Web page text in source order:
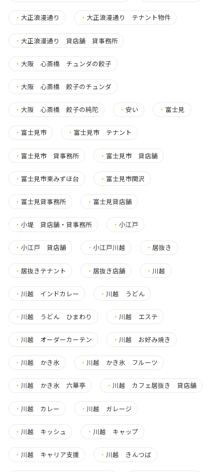
・ 大正浪漫通り ・ 大正浪漫通り テナント物件
・ 大正浪漫通り 貸店舗 貸事務所
・ 大阪 心斎橋 チュンダの餃子
・ 大阪 心斎橋 餃子のチュンダ
・ 大阪 心斎橋 餃子の純陀 ・安い ・ 富士見
・ 富士見市 ・ 富士見市 テナント
・ 富士見市 貸事務所 ・ 富士見市 貸店舗
・ 富士見市東みずほ台 ・ 富士見市関沢
・ 富士見貸事務所 ・ 富士見貸店舗
・ 小堤 貸店舗・貸事務所 ・小江戸
・ 小江戸 貸店舗 ・小江戸川越 ・居抜き
・ 居抜きテナント ・ 居抜き店舗 ・ 川越
・ 川越 インドカレー ・ 川越 うどん
・ 川越 うどん ひまわり ・ 川越 エステ
・ 川越 オーダーカーテン ・ 川越 お好み焼き
・ 川越 かき氷 ・ 川越 かき氷 フルーツ
・ 川越 かき氷 六華亭 ・ 川越 カフェ居抜き 貸店舗
・ 川越 カレー ・ 川越 ガレージ
・ 川越 キッシュ ・ 川越 キャップ
・ 川越 キャリア支援 ・ 川越 きんつば